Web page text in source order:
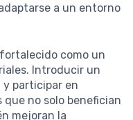
a un entorno
como un
Introducir un
y participar en
no solo benefician
mejoran la